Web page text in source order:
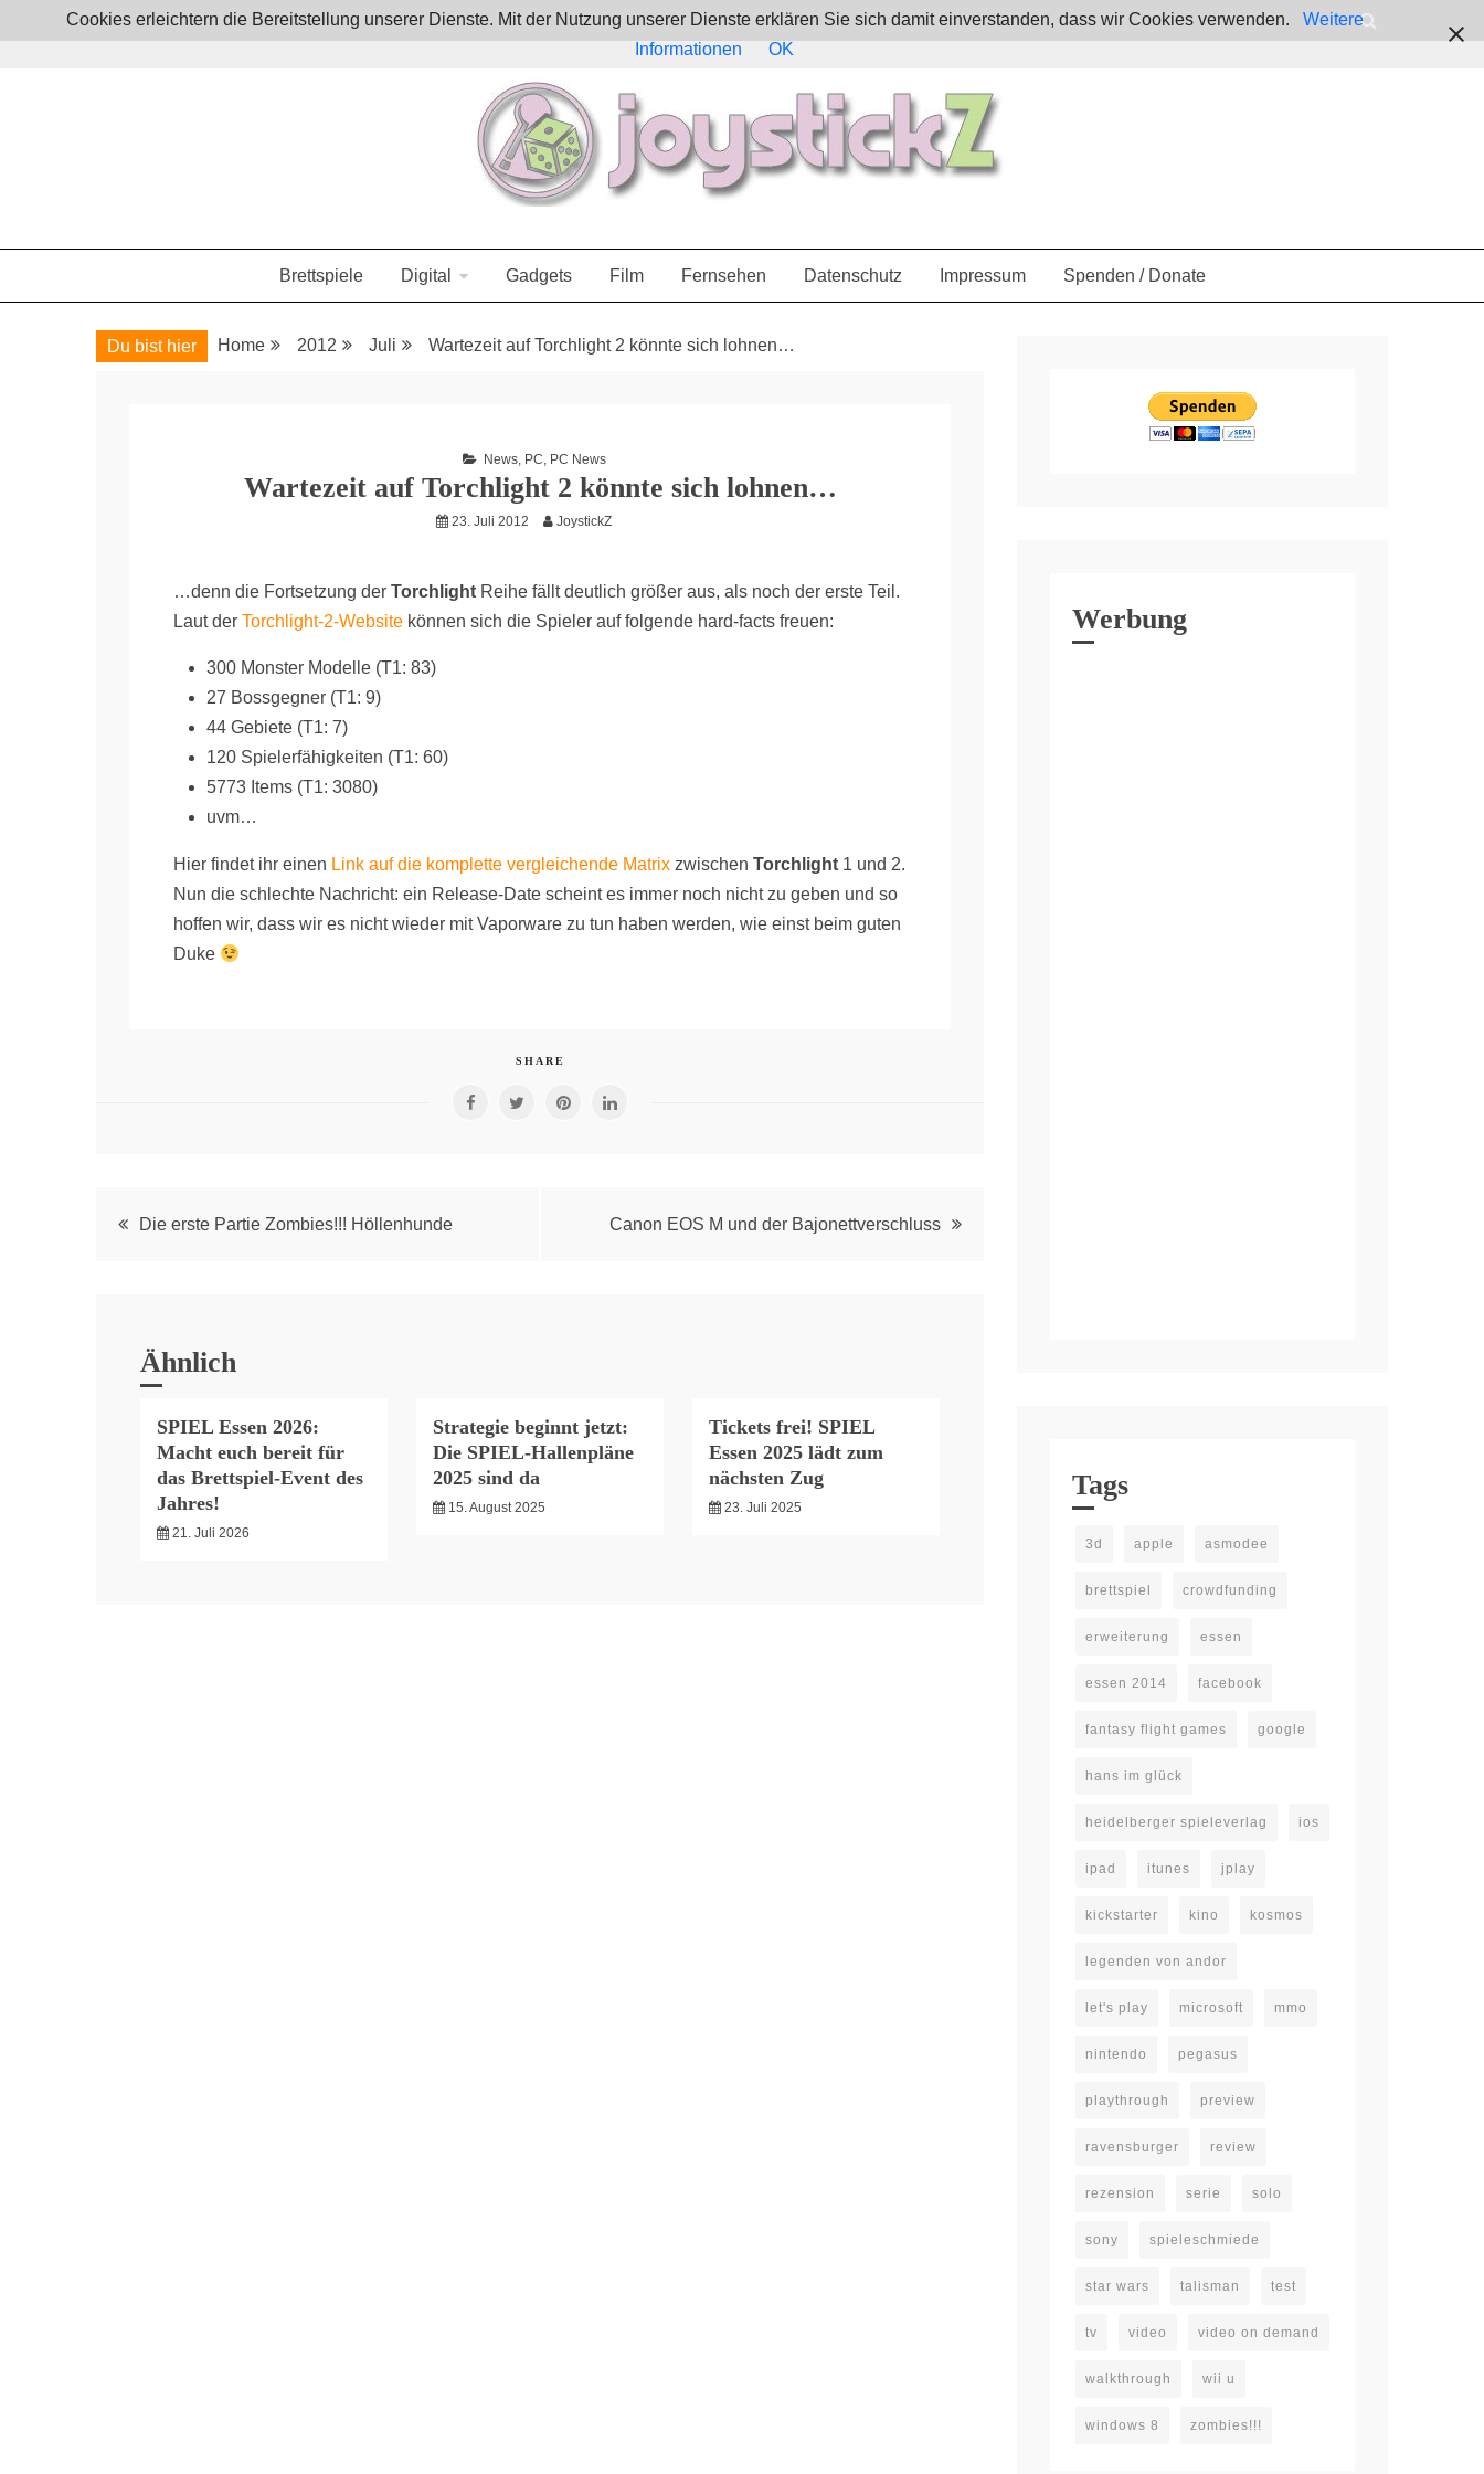
to
JoystickZ
Brettspiele Digital Gadgets Film Fernsehen Datenschutz Impressum Spenden / Donate
Du bist hier Home 2012 Juli Wartezeit auf Torchlight 2 könnte sich lohnen…
News, PC, PC News
Wartezeit auf Torchlight 2 könnte sich lohnen…
23. Juli 2012 JoystickZ
…denn die Fortsetzung der Torchlight Reihe fällt deutlich größer aus, als noch der erste Teil.
Laut der Torchlight-2-Website können sich die Spieler auf folgende hard-facts freuen:
300 Monster Modelle (T1: 83)
27 Bossgegner (T1: 9)
44 Gebiete (T1: 7)
120 Spielerfähigkeiten (T1: 60)
5773 Items (T1: 3080)
uvm…
Hier findet ihr einen Link auf die komplette vergleichende Matrix zwischen Torchlight 1 und 2.
Nun die schlechte Nachricht: ein Release-Date scheint es immer noch nicht zu geben und so
hoffen wir, dass wir es nicht wieder mit Vaporware zu tun haben werden, wie einst beim guten
Duke
SHARE
PostDie erste Partie Zombies!!! Höllenhunde Canon EOS M und der Bajonettverschluss
Ähnlich
SPIEL Essen 2026:
Macht euch bereit für
das Brettspiel-Event des
Jahres!
21. Juli 2026
Strategie beginnt jetzt:
Die SPIEL-Hallenpläne
2025 sind da
15. August 2025
Tickets frei! SPIEL
Essen 2025 lädt zum
nächsten Zug
23. Juli 2025
Werbung
Tags
3d apple asmodee
brettspiel crowdfunding
erweiterung essen
essen 2014 facebook
fantasy flight games google
hans im glück
heidelberger spieleverlag ios
ipad itunes jplay
kickstarter kino kosmos
legenden von andor
let's play microsoft mmo
nintendo pegasus
playthrough preview
ravensburger review
rezension serie solo
sony spieleschmiede
star wars talisman test
tv video video on demand
walkthrough wii u
windows 8 zombies!!!
Cookies erleichtern die Bereitstellung unserer Dienste. Mit der Nutzung unserer Dienste erklären Sie sich damit einverstanden, dass wir Cookies verwenden.
Weitere
Informationen
OK